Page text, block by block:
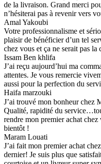
de la livraison. Grand merci
n’hésiterai pas à revenir vers
Amal Yakoubi
Votre professionnalisme et
plaisir de bénéficier d’un tel
chez vous et ça ne serait pas la
Issam Ben khlifa
J’ai reçu aujourd’hui ma
attentes. Je vous remercie
aussi pour la perfection du
Haifa marzouki
J’ai trouvé mon bonheur
Qualité, rapidité du
rendre mon premier achat
bientôt !
Maram Louati
J’ai fait mon premier achat
dernier! Je suis plus que